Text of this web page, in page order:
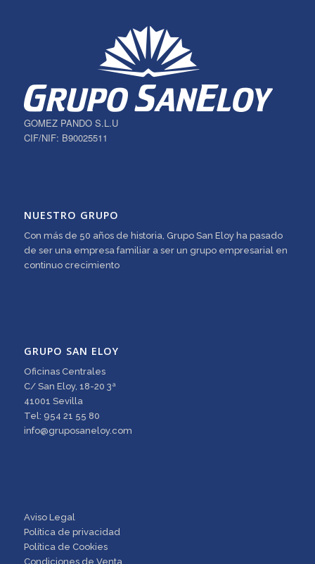
GOMEZ PANDO S.L.U
CIF/NIF: B90025511
NUESTRO GRUPO
Con más de 50 años de historia, Grupo San Eloy ha pasado
de ser una empresa familiar a ser un grupo empresarial en
continuo crecimiento
GRUPO SAN ELOY
Oficinas Centrales
C/ San Eloy, 18-20 3ª
41001 Sevilla
Tel: 954 21 55 80
info@gruposaneloy.com
Aviso Legal
Política de privacidad
Política de Cookies
Condiciones de Venta